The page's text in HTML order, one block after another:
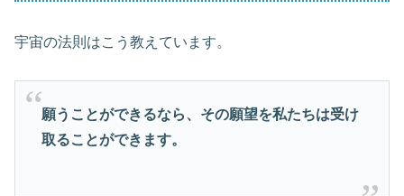
宇宙の法則はこう教えています。
願うことができるなら、その願望を私たちは受け
取ることができます。